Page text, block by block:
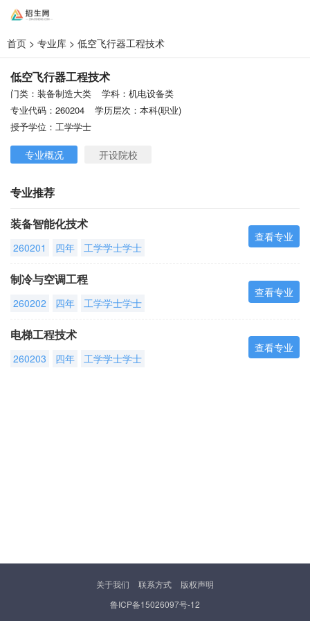
首页 > 专业库 > 低空飞行器工程技术
低空飞行器工程技术
门类：装备制造大类
学科：机电设备类
专业代码：260204
学历层次：本科(职业)
授予学位：工学学士
专业概况 开设院校
专业推荐
装备智能化技术
260201 四年 工学学士学士
查看专业
制冷与空调工程
260202 四年 工学学士学士
查看专业
电梯工程技术
260203 四年 工学学士学士
查看专业
关于我们 联系方式
版权声明
鲁ICP备15026097号-12